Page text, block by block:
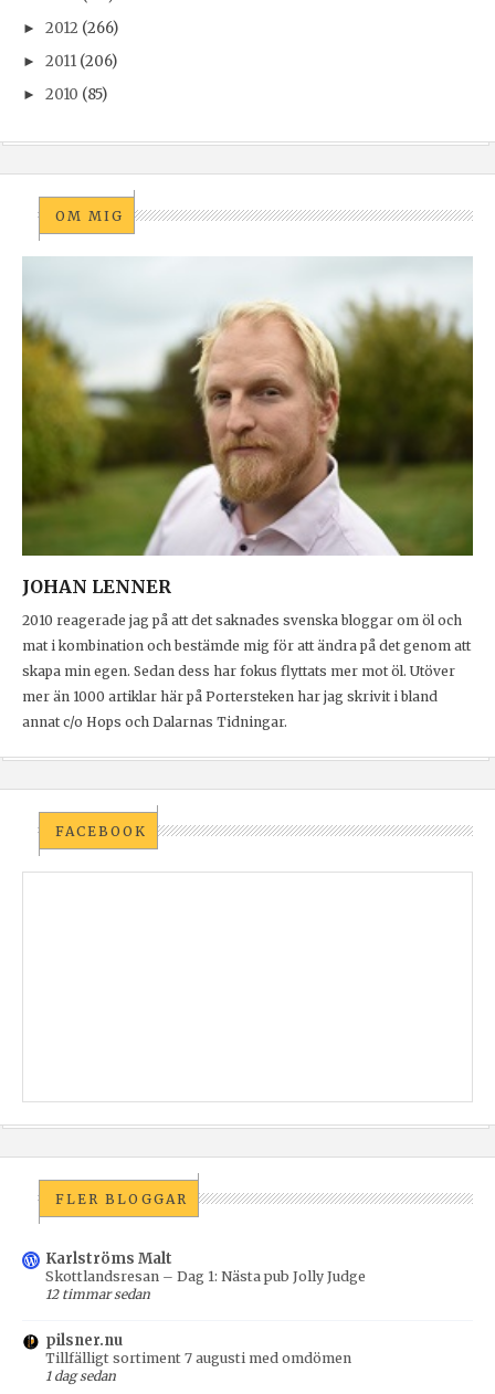
► 2012 (266)
► 2011 (206)
► 2010 (85)
OM MIG
JOHAN LENNER
2010 reagerade jag på att det saknades svenska bloggar om öl och
mat i kombination och bestämde mig för att ändra på det genom att
skapa min egen. Sedan dess har fokus flyttats mer mot öl. Utöver
mer än 1000 artiklar här på Portersteken har jag skrivit i bland
annat c/o Hops och Dalarnas Tidningar.
FACEBOOK
FLER BLOGGAR
Karlströms Malt
Skottlandsresan – Dag 1: Nästa pub Jolly Judge
12 timmar sedan
pilsner.nu
Tillfälligt sortiment 7 augusti med omdömen
1 dag sedan